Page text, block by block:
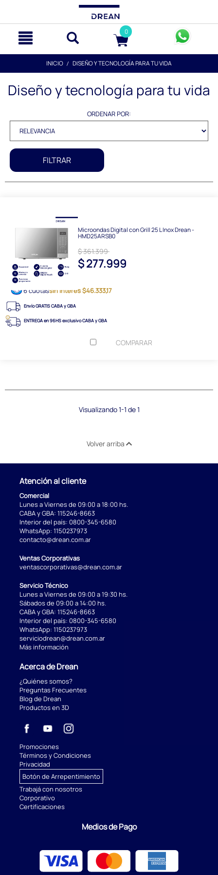
0
INICIO DISEÑO Y TECNOLOGÍA PARA TU VIDA
Diseño y tecnología para tu vida
ORDENAR POR:
FILTRAR
Microondas Digital con Grill 25 L Inox Drean -
HMD25ARSB0
$ 361.399
$ 277.999
6 cuotassin interés $46.333,17
Envío GRATIS CABA y GBA
ENTREGA en 96HS exclusivo CABA y GBA
COMPARAR
Visualizando 1-1 de 1
Volver arriba
Atención al cliente
Comercial
Lunes a Viernes de 09:00 a 18:00 hs.
CABA y GBA: 115246-8663
Interior del país: 0800-345-6580
WhatsApp: 1150237973
contacto@drean.com.ar
Ventas Corporativas
ventascorporativas@drean.com.ar
Servicio Técnico
Lunes a Viernes de 09:00 a 19:30 hs.
Sábados de 09:00 a 14:00 hs.
CABA y GBA: 115246-8663
Interior del país: 0800-345-6580
WhatsApp: 1150237973
serviciodrean@drean.com.ar
Más información
Acerca de Drean
¿Quiénes somos?
Preguntas Frecuentes
Blog de Drean
Productos en 3D
Promociones
Términos y Condiciones
Privacidad
Botón de Arrepentimiento
Trabajá con nosotros
Corporativo
Certificaciones
Medios de Pago